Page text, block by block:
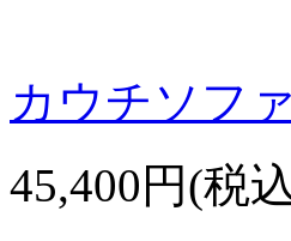
カウチソフ
45,400円(税